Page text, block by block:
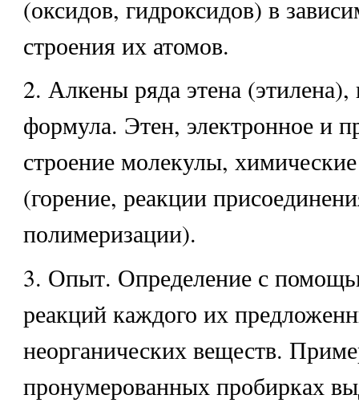
(оксидов, гидроксидов) в
строения их атомов.
2. Алкены ряда этена
формула. Этен, электронное и
строение молекулы, химические
(горение, реакции
полимеризации).
3. Опыт. Определение с
реакций каждого их
неорганических веществ.
пронумерованных пробирках